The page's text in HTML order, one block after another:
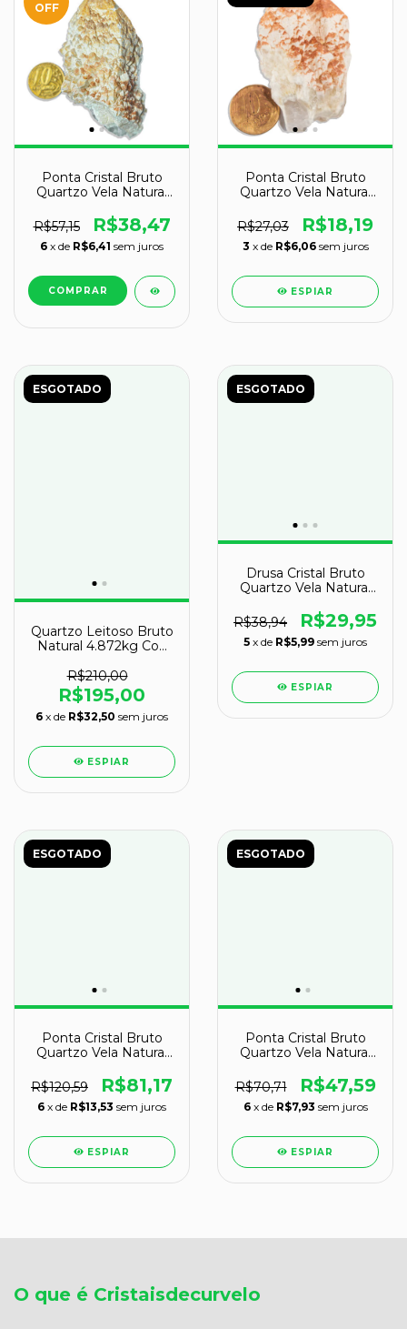
OFF
Ponta Cristal Bruto
Quartzo Vela Natural
147 g
R$57,15 R$38,47
6 x de R$6,41 sem juros
Ponta Cristal Bruto
Quartzo Vela Natural
R$27,03
R$18,19
3 x de R$6,06 sem juros
ESPIAR
ESGOTADO
Quartzo Leitoso Bruto
Natural 4.872kg Cod
R$210,00
R$195,00
6 x de R$32,50 sem juros
ESPIAR
ESGOTADO
Drusa Cristal Bruto
Quartzo Vela Natural
R$38,94
R$29,95
5 x de R$5,99 sem juros
ESPIAR
ESGOTADO
Ponta Cristal Bruto
Quartzo Vela Natural
384 g
R$120,59 R$81,17
6 x de R$13,53 sem juros
ESPIAR
ESGOTADO
Ponta Cristal Bruto
Quartzo Vela Natural
R$70,71
R$47,59
6 x de R$7,93 sem juros
ESPIAR
O que é Cristaisdecurvelo